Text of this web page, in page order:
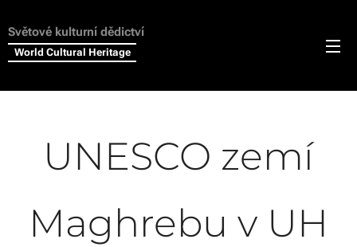
Světové kulturní dědictví
World Cultural Heritage
UNESCO zemí
Maghrebu v UH